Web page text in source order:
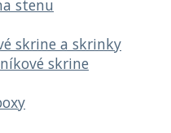
stenu
skrine a skrinky
skrine